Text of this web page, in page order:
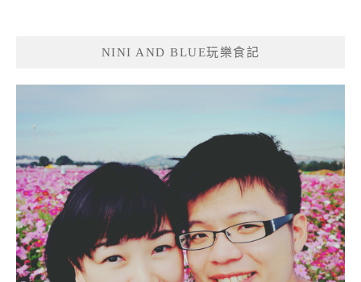
NINI AND BLUE玩樂食記